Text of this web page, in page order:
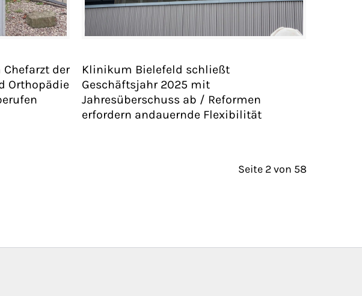
Chefarzt der
Orthopädie
Klinikum Bielefeld schließt
Geschäftsjahr 2025 mit
Jahresüberschuss ab / Reformen
erfordern andauernde Flexibilität
Seite 2 von 58